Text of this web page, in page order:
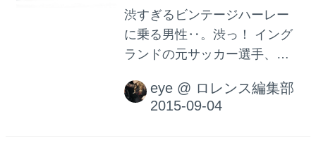
ーラを超える予定ですね。 時
速400km/hまでわずか20秒で
到達！ケーニグセグから最強
スペックを誇るPHVスーパー
スポーツカー、「レゲーラ」
渋すぎるビンテージハーレー
に乗る男性‥。渋っ！ イング
ランドの元サッカー選手、デ
もはや説明は不要。日本でも
大人気だった名サッカー選手
eye @ ロレンス編集部